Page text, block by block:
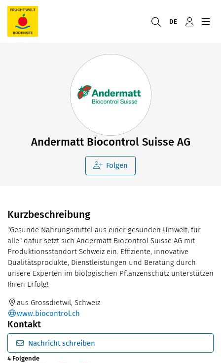
DE
Andermatt Biocontrol Suisse AG
Folgen
Kurzbeschreibung
"Gesunde Nahrungsmittel aus einer gesunden Umwelt, für
alle" dafür setzt sich Andermatt Biocontrol Suisse AG mit
Produktionsstandort Schweiz ein. Effiziente, innovative
Qualitätsprodukte, Dienstleistungen und Beratung durch
unsere Experten im biologischen Pflanzenschutz unterstützen
Ihren Erfolg!
aus Grossdietwil, Schweiz
www.biocontrol.ch
Kontakt
Nachricht schreiben
4 Folgende